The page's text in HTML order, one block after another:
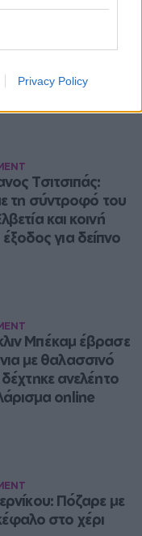
Privacy Policy
Κέρκυρα: «Θα
Τσιτσιπάς:
τη σύντροφό του
και κοινή
για δείπνο
Μπέκαμ έβρασε
με θαλασσινό
ανελέητο
online
Πόζαρε με
στο χέρι